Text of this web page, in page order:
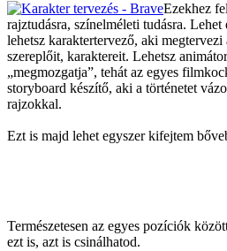
Ezekhez
rajztudásra, színelméleti tudásra.
lehetsz karaktertervező, aki megtervezi
szereplőit, karaktereit. Lehetsz
„megmozgatja”, tehát az egyes
storyboard készítő, aki a történetet
rajzokkal.
Ezt is majd lehet egyszer kifejtem
Természetesen az egyes pozíciók
ezt is, azt is csinálhatod.